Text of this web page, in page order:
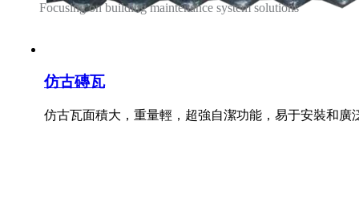
仿古磚瓦
仿古瓦面積大，重量輕，超強自潔功能，易于安裝和
Focusing on building maintenance system solutions